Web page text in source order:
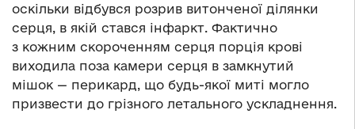
оскільки відбувся розрив витонченої ділянки
серця, в якій стався інфаркт. Фактично
з кожним скороченням серця порція крові
виходила поза камери серця в замкнутий
мішок — перикард, що будь-якої миті могло
призвести до грізного летального ускладнення.